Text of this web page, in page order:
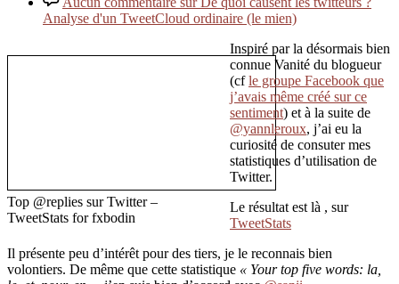
Analyse d'un TweetCloud ordinaire (le mien)
Top @replies sur Twitter –
TweetStats for fxbodin
Inspiré par la désormais bien
connue Vanité du blogueur
(cfle groupe Facebook que
j’avais même créé sur ce
sentiment) et à la suite de
@yannleroux, j’ai eu la
curiosité de consuter mes
statistiques d’utilisation de
Twitter.
Le résultat est là , sur
TweetStats
Il présente peu d’intérêt pour des tiers, je le reconnais bien
volontiers. De même que cette statistique « Your top five words: la,